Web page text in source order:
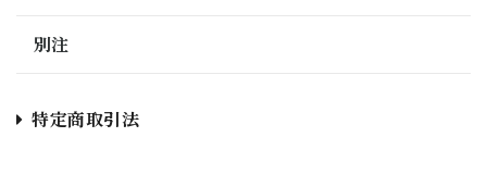
別注
特定商取引法